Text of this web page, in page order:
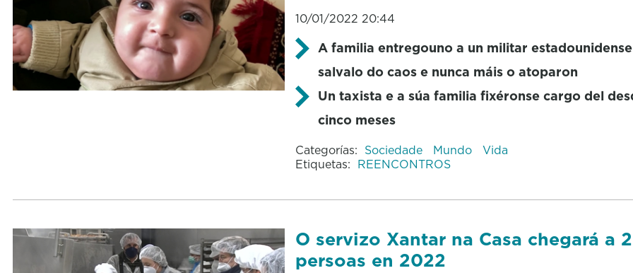
10/01/2022 20:44
A familia entregouno a un militar
salvalo do caos e nunca máis o atoparon
Un taxista e a súa familia fixéronse cargo del
cinco meses
Categorías: Sociedade Mundo
Vida
Etiquetas: REENCONTROS
O servizo Xantar na Casa chegará a
persoas en 2022